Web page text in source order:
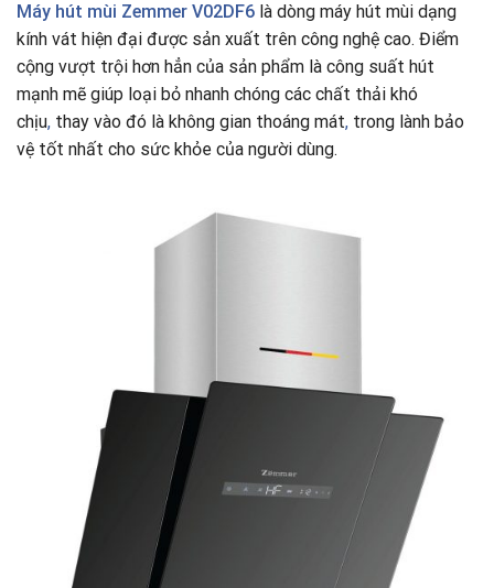
Máy hút mùi Zemmer V02DF6 là dòng máy hút mùi dạng
kính vát hiện đại được sản xuất trên công nghệ cao. Điểm
cộng vượt trội hơn hẳn của sản phẩm là công suất hút
mạnh mẽ giúp loại bỏ nhanh chóng các chất thải khó
chịu, thay vào đó là không gian thoáng mát, trong lành bảo
vệ tốt nhất cho sức khỏe của người dùng.